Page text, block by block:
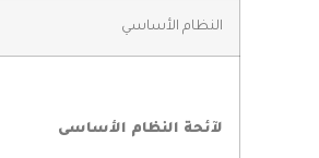
النظام الأساسي
لآئحة النظام الأساسى